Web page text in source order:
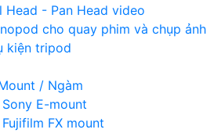
Head - Pan Head video
cho quay phim và chụp ảnh
kiện tripod
/ Ngàm
E-mount
FX mount